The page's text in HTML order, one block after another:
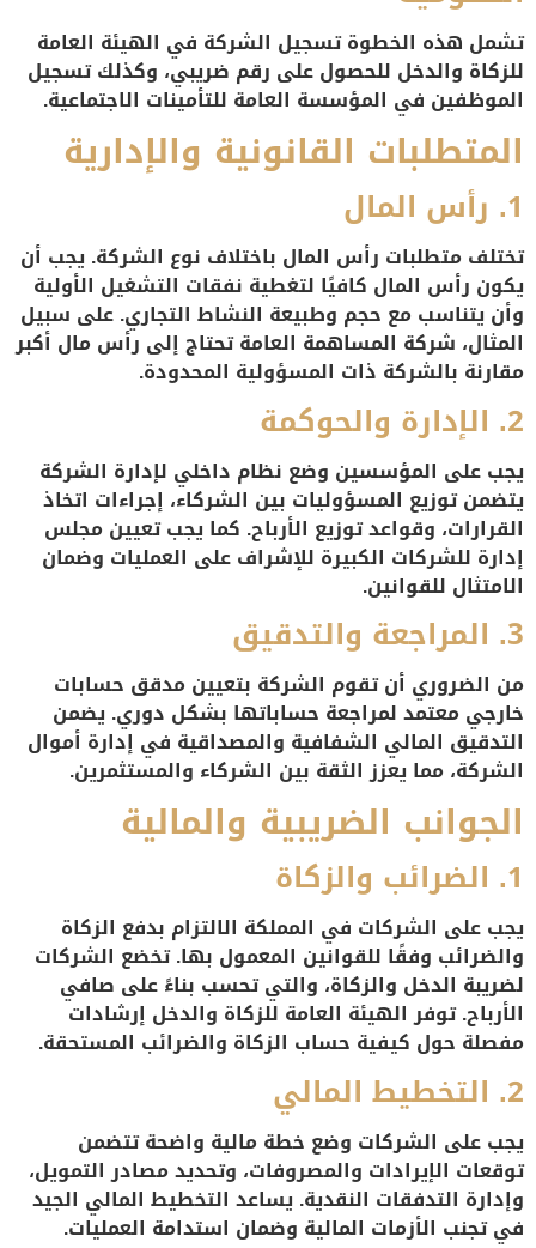
تشمل هذه الخطوة تسجيل الشركة في الهيئة العامة
للزكاة والدخل للحصول على رقم ضريبي، وكذلك تسجيل
الموظفين في المؤسسة العامة للتأمينات الاجتماعية.
المتطلبات القانونية والإدارية
1. رأس المال
تختلف متطلبات رأس المال باختلاف نوع الشركة. يجب أن
يكون رأس المال كافيًا لتغطية نفقات التشغيل الأولية
وأن يتناسب مع حجم وطبيعة النشاط التجاري. على سبيل
المثال، شركة المساهمة العامة تحتاج إلى رأس مال أكبر
مقارنة بالشركة ذات المسؤولية المحدودة.
2. الإدارة والحوكمة
يجب على المؤسسين وضع نظام داخلي لإدارة الشركة
يتضمن توزيع المسؤوليات بين الشركاء، إجراءات اتخاذ
القرارات، وقواعد توزيع الأرباح. كما يجب تعيين مجلس
إدارة للشركات الكبيرة للإشراف على العمليات وضمان
الامتثال للقوانين.
3. المراجعة والتدقيق
من الضروري أن تقوم الشركة بتعيين مدقق حسابات
خارجي معتمد لمراجعة حساباتها بشكل دوري. يضمن
التدقيق المالي الشفافية والمصداقية في إدارة أموال
الشركة، مما يعزز الثقة بين الشركاء والمستثمرين.
الجوانب الضريبية والمالية
1. الضرائب والزكاة
يجب على الشركات في المملكة الالتزام بدفع الزكاة
والضرائب وفقًا للقوانين المعمول بها. تخضع الشركات
لضريبة الدخل والزكاة، والتي تحسب بناءً على صافي
الأرباح. توفر الهيئة العامة للزكاة والدخل إرشادات
مفصلة حول كيفية حساب الزكاة والضرائب المستحقة.
2. التخطيط المالي
يجب على الشركات وضع خطة مالية واضحة تتضمن
توقعات الإيرادات والمصروفات، وتحديد مصادر التمويل،
وإدارة التدفقات النقدية. يساعد التخطيط المالي الجيد
في تجنب الأزمات المالية وضمان استدامة العمليات.